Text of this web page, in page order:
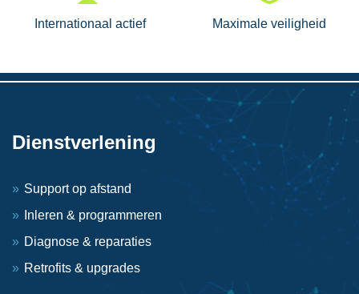
Internationaal actief Maximale veiligheid
Dienstverlening
Support op afstand
Inleren & programmeren
Diagnose & reparaties
Retrofits & upgrades